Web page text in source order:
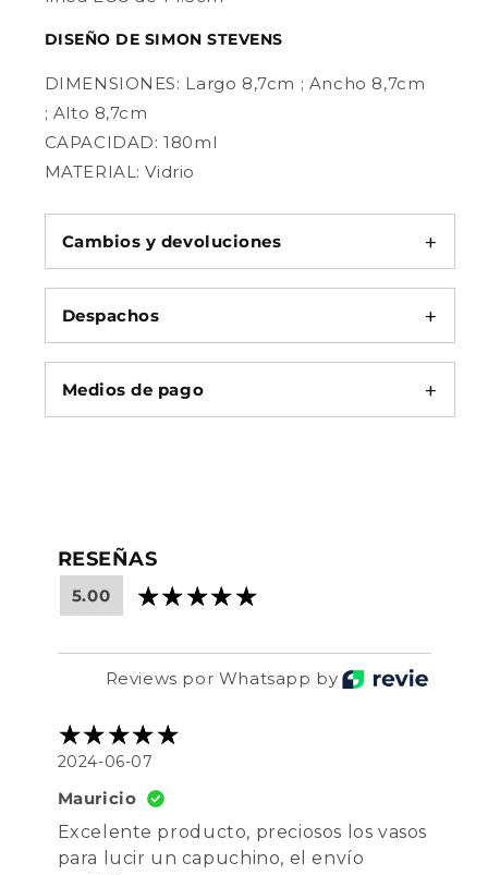
DISEÑO DE SIMON STEVENS
DIMENSIONES: Largo 8,7cm ; Ancho 8,7cm
; Alto 8,7cm
CAPACIDAD: 180ml
MATERIAL: Vidrio
Cambios y devoluciones
Despachos
Medios de pago
RESEÑAS
5.00
Reviews por Whatsapp by
2024-06-07
Mauricio
Excelente producto, preciosos los vasos
para lucir un capuchino, el envío